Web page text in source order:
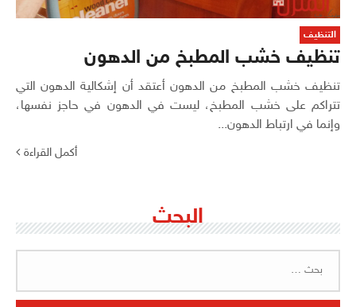
التنظيف
تنظيف خشب المطبخ من الدهون
تنظيف خشب المطبخ من الدهون أعتقد أن إشكالية الدهون التي
تتراكم على خشب المطبخ، ليست في الدهون في حاجز نفسها،
وإنما في ارتباط الدهون...
أكمل القراءة
البحث